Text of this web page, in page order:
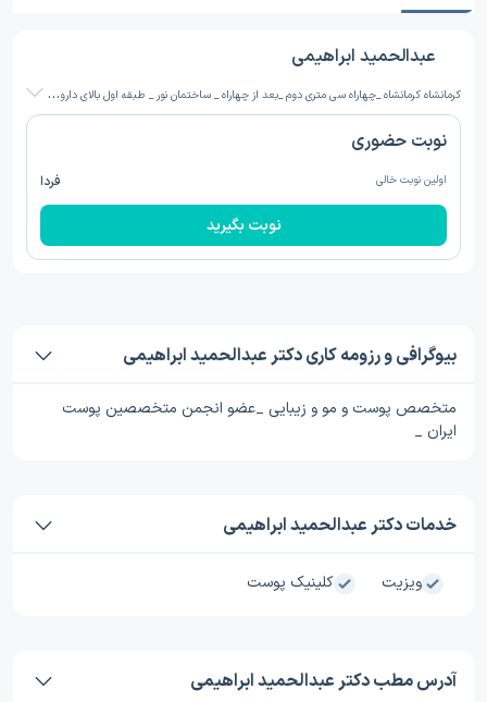
عبدالحمید ابراهیمی
ک
رمانشاه کرمانشاه _چهاراه سی متری دوم _بعد از چهاراه _ ساختمان نور _ طبقه اول بالای داروخانه دکتر فتاحی
نوبت حضوری
اولین نوبت خالی فردا
نوبت بگیرید
بیوگرافی و رزومه کاری دکتر عبدالحمید ابراهیمی
متخصص پوست و مو و زیبایی _عضو انجمن متخصصین پوست
ایران _
خدمات دکتر عبدالحمید ابراهیمی
ویزیت کلینیک پوست
آدرس مطب دکتر عبدالحمید ابراهیمی